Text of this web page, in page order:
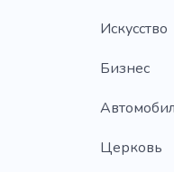
Искусство
Бизнес
Церковь